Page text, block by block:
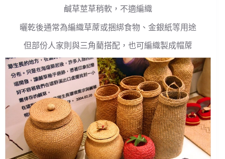
鹹草莖草稍軟，不適編織
曬乾後通常為編織草蓆或捆綁食物、金銀紙等用途
但部份人家則與三角藺搭配，也可編織製成帽蓆